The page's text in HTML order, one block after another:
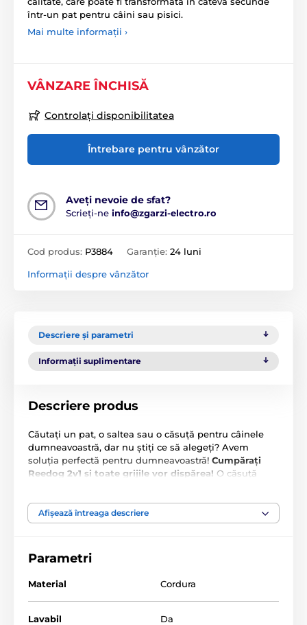
într-un pat pentru câini sau pisici.
Mai multe informații ›
VÂNZARE ÎNCHISĂ
Controlați disponibilitatea
Întrebare pentru vânzător
Aveți nevoie de sfat?
Scrieți-ne info@zgarzi-electro.ro
Cod produs: P3884 Garanție: 24 luni
Informații despre vânzător
Descriere și parametri
Informații suplimentare
Descriere produs
Căutați un pat, o saltea sau o căsuță pentru câinele
dumneavoastră, dar nu știți ce să alegeți? Avem
soluția perfectă pentru dumneavoastră! Cumpărați
Reedog 2v1 și toate grijile vor dispărea! O căsuță
pat pentru câini sau pisici. Câinele dumneavoastră va
adora acest pat cu acoperiș. Câinii îl iubesc pentru că
alegeți din gama noastră variată de paturi.
Afișează întreaga descriere
Parametri
Material Cordura
Lavabil Da